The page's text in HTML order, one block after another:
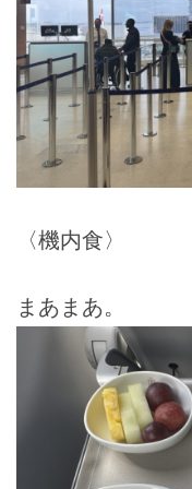
〈機内食〉
まあまあ。